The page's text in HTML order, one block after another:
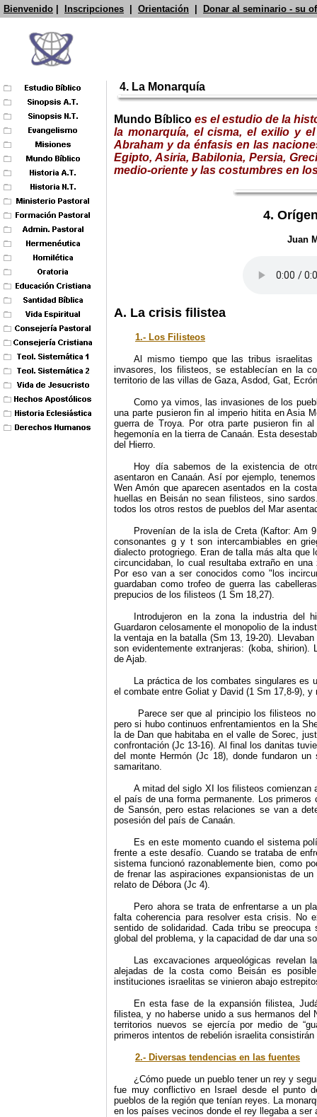
Bienvenido Inscripciones Orientación Donar al seminario - su
4. La Monarquía
Mundo Bíblico es el estudio de la
la monarquía, el cisma, el exilio y
Abraham y da énfasis en las
Egipto, Asiria, Babilonia, Persia,
medio-oriente y las costumbres en
4.
Juan
A. La crisis filistea
1.- Los Filisteos
Al mismo tiempo que las tribus
invasores, los filisteos, se establecían en la
territorio de las villas de Gaza, Asdod, Gat,
Como ya vimos, las invasiones de los
una parte pusieron fin al imperio hitita en Asia
guerra de Troya. Por otra parte pusieron fin
hegemonía en la tierra de Canaán. Esta
del Hierro.
Hoy día sabemos de la existencia de
asentaron en Canaán.Así por ejemplo,
Wen Amón que aparecen asentados en la
huellas en Beisán no sean filisteos, sino
todos los otros restos de pueblos del Mar
Provenían de la isla de Creta (Kaftor: Am
consonantes g y t son intercambiables en
dialecto protogriego. Eran de talla más alta
circuncidaban, lo cual resultaba extraño en
Por eso van a ser conocidos como "los
guardaban como trofeo de guerra las
prepucios de los filisteos (1 Sm 18,27).
Introdujeron en la zona la industria del
Guardaron celosamente el monopolio de la
la ventaja en la batalla (Sm 13, 19-20).
son evidentemente extranjeras: (koba, shirion).
de Ajab.
La práctica de los combates singulares es
el combate entre Goliat y David (1 Sm 17,8-9),
Parece ser que al principio los filisteos
pero si hubo continuos enfrentamientos en la
la de Dan que habitaba en el valle de Sorec,
confrontación (Jc 13-16). Al final los danitas
del monte Hermón (Jc 18), donde fundaron
samaritano.
A mitad del siglo XI los filisteos comienzan
el país de una forma permanente. Los
de Sansón, pero estas relaciones se van a
posesión del país de Canaán.
Es en este momento cuando el sistema
frente a este desafío. Cuando se trataba de
sistema funcionó razonablemente bien, como
de frenar las aspiraciones expansionistas de
relato de Débora (Jc 4).
Pero ahora se trata de enfrentarse a un
falta coherencia para resolver esta crisis. No
sentido de solidaridad. Cada tribu se
global del problema, y la capacidad de dar una
Las excavaciones arqueológicas revelan
alejadas de la costa como Beisán es
instituciones israelitas se vinieron abajo
En esta fase de la expansión filistea,
filistea, y no haberse unido a sus hermanos
territorios nuevos se ejercía por medio de
primeros intentos de rebelión israelita
2.- Diversas tendencias en las fuentes
¿Cómo puede un pueblo tener un rey y
fue muy conflictivo en Israel desde el punto
pueblos de la región que tenían reyes. La
en los países vecinos donde el rey llegaba a ser